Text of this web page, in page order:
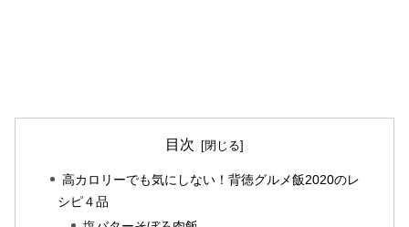
目次
高カロリーでも気にしない！背徳グルメ飯2020のレ
シピ４品